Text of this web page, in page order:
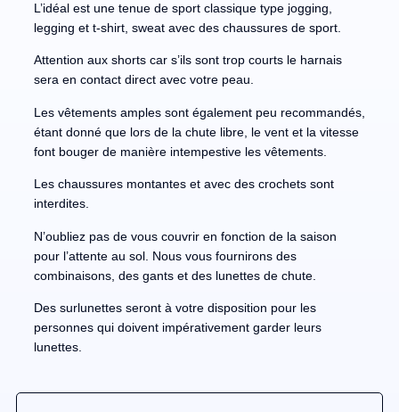
L’idéal est une tenue de sport classique type jogging,
legging et t-shirt, sweat avec des chaussures de sport.
Attention aux shorts car s’ils sont trop courts le harnais
sera en contact direct avec votre peau.
Les vêtements amples sont également peu recommandés,
étant donné que lors de la chute libre, le vent et la vitesse
font bouger de manière intempestive les vêtements.
Les chaussures montantes et avec des crochets sont
interdites.
N’oubliez pas de vous couvrir en fonction de la saison
pour l’attente au sol. Nous vous fournirons des
combinaisons, des gants et des lunettes de chute.
Des surlunettes seront à votre disposition pour les
personnes qui doivent impérativement garder leurs
lunettes.